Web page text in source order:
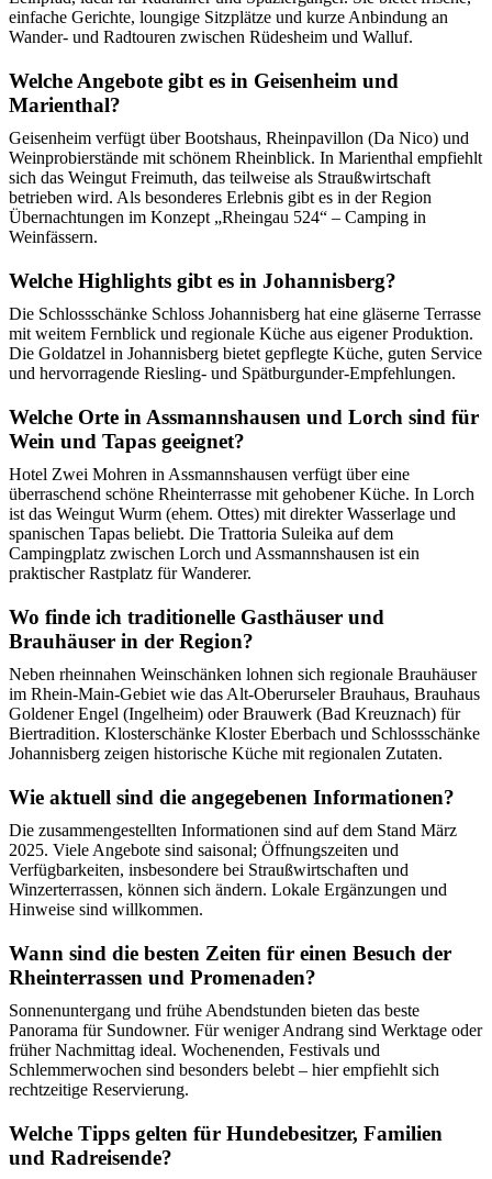
einfache Gerichte, loungige Sitzplätze und kurze Anbindung an
Wander‑ und Radtouren zwischen Rüdesheim und Walluf.
Welche Angebote gibt es in Geisenheim und
Marienthal?
Geisenheim verfügt über Bootshaus, Rheinpavillon (Da Nico) und
Weinprobierstände mit schönem Rheinblick. In Marienthal empfiehlt
sich das Weingut Freimuth, das teilweise als Straußwirtschaft
betrieben wird. Als besonderes Erlebnis gibt es in der Region
Übernachtungen im Konzept „Rheingau 524“ – Camping in
Weinfässern.
Welche Highlights gibt es in Johannisberg?
Die Schlossschänke Schloss Johannisberg hat eine gläserne Terrasse
mit weitem Fernblick und regionale Küche aus eigener Produktion.
Die Goldatzel in Johannisberg bietet gepflegte Küche, guten Service
und hervorragende Riesling‑ und Spätburgunder‑Empfehlungen.
Welche Orte in Assmannshausen und Lorch sind für
Wein und Tapas geeignet?
Hotel Zwei Mohren in Assmannshausen verfügt über eine
überraschend schöne Rheinterrasse mit gehobener Küche. In Lorch
ist das Weingut Wurm (ehem. Ottes) mit direkter Wasserlage und
spanischen Tapas beliebt. Die Trattoria Suleika auf dem
Campingplatz zwischen Lorch und Assmannshausen ist ein
praktischer Rastplatz für Wanderer.
Wo finde ich traditionelle Gasthäuser und
Brauhäuser in der Region?
Neben rheinnahen Weinschänken lohnen sich regionale Brauhäuser
im Rhein‑Main‑Gebiet wie das Alt‑Oberurseler Brauhaus, Brauhaus
Goldener Engel (Ingelheim) oder Brauwerk (Bad Kreuznach) für
Biertradition. Klosterschänke Kloster Eberbach und Schlossschänke
Johannisberg zeigen historische Küche mit regionalen Zutaten.
Wie aktuell sind die angegebenen Informationen?
Die zusammengestellten Informationen sind auf dem Stand März
2025. Viele Angebote sind saisonal; Öffnungszeiten und
Verfügbarkeiten, insbesondere bei Straußwirtschaften und
Winzerterrassen, können sich ändern. Lokale Ergänzungen und
Hinweise sind willkommen.
Wann sind die besten Zeiten für einen Besuch der
Rheinterrassen und Promenaden?
Sonnenuntergang und frühe Abendstunden bieten das beste
Panorama für Sundowner. Für weniger Andrang sind Werktage oder
früher Nachmittag ideal. Wochenenden, Festivals und
Schlemmerwochen sind besonders belebt – hier empfiehlt sich
rechtzeitige Reservierung.
Welche Tipps gelten für Hundebesitzer, Familien
und Radreisende?